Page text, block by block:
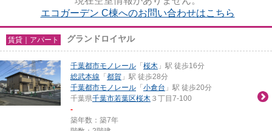
エコガーデン C棟へのお問い合わせはこちら
賃貸｜アパート グランドロイヤル
千葉都市モノレール 「 桜木 」駅 徒歩16分
総武本線 「 都賀 」駅 徒歩28分
千葉都市モノレール 「 小倉台 」駅 徒歩20分
千葉県千葉市若葉区桜木 ３丁目7-100
-
築年数：築7年